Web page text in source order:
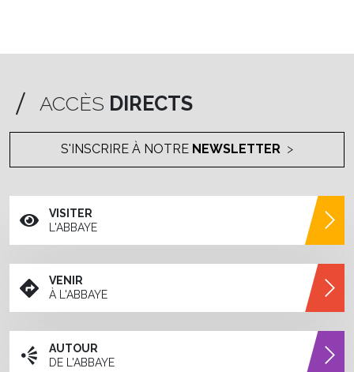
ACCÈS DIRECTS
S'INSCRIRE À NOTRE NEWSLETTER
VISITER
L'ABBAYE
VENIR
À L'ABBAYE
AUTOUR
DE L'ABBAYE